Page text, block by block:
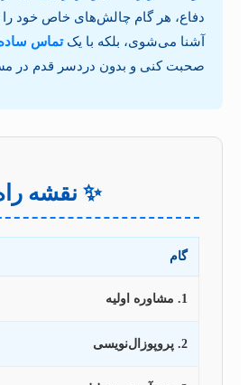
دفاع، هر گام چالش‌های خاص خود را
آشنا می‌شوی، بلکه با یکتماس ساده با
صحبت کنی و بدون دردسر قدم در
✨ نقشه
گام
1. مشاوره اولیه
2. پروپوزال‌نویسی